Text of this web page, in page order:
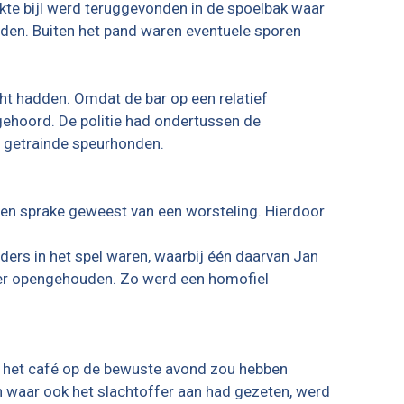
bijl werd teruggevonden in de spoelbak waar
Buiten het pand waren eventuele sporen
hadden. Omdat de bar op een relatief
De politie had ondertussen de
speurhonden.
sprake geweest van een worsteling. Hierdoor
in het spel waren, waarbij één daarvan Jan
opengehouden. Zo werd een homofiel
café op de bewuste avond zou hebben
ook het slachtoffer aan had gezeten, werd